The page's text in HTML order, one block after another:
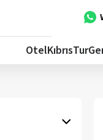
OtelKıbrısTur